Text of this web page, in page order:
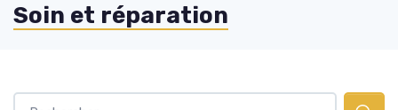
Soin et réparation